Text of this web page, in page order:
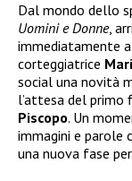
Dal mondo dello
Uomini e Donne,
immediatamente
corteggiatrice
social una novità
l’attesa del primo
Piscopo. Un
immagini e parole
una nuova fase